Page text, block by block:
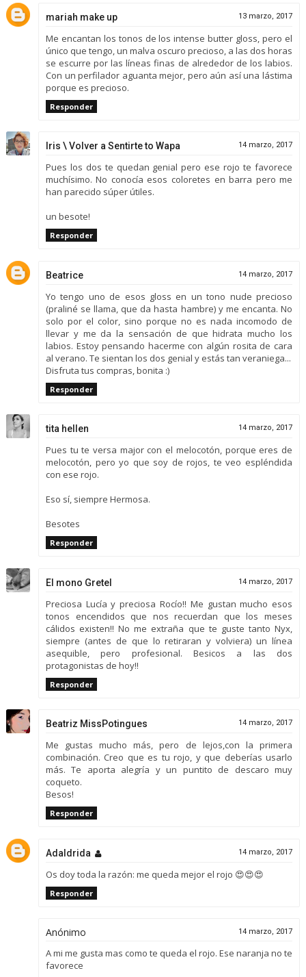
mariah make up 13 marzo, 2017
Me encantan los tonos de los intense butter gloss, pero el
único que tengo, un malva oscuro precioso, a las dos horas
se escurre por las líneas finas de alrededor de los labios.
Con un perfilador aguanta mejor, pero aún así una lástima
porque es precioso.
Responder
Iris \ Volver a Sentirte to Wapa 14 marzo, 2017
Pues los dos te quedan genial pero ese rojo te favorece
muchísimo. No conocía esos coloretes en barra pero me
han parecido súper útiles.
un besote!
Responder
Beatrice 14 marzo, 2017
Yo tengo uno de esos gloss en un tono nude precioso
(praliné se llama, que da hasta hambre) y me encanta. No
solo por el color, sino porque no es nada incomodo de
llevar y me da la sensación de que hidrata mucho los
labios. Estoy pensando hacerme con algún rosita de cara
al verano. Te sientan los dos genial y estás tan veraniega...
Disfruta tus compras, bonita :)
Responder
tita hellen 14 marzo, 2017
Pues tu te versa major con el melocotón, porque eres de
melocotón, pero yo que soy de rojos, te veo espléndida
con ese rojo.
Eso sí, siempre Hermosa.
Besotes
Responder
El mono Gretel 14 marzo, 2017
Preciosa Lucía y preciosa Rocío!! Me gustan mucho esos
tonos encendidos que nos recuerdan que los meses
cálidos existen!! No me extraña que te guste tanto Nyx,
siempre (antes de que lo retiraran y volviera) un línea
asequible, pero profesional. Besicos a las dos
protagonistas de hoy!!
Responder
Beatriz MissPotingues 14 marzo, 2017
Me gustas mucho más, pero de lejos,con la primera
combinación. Creo que es tu rojo, y que deberías usarlo
más. Te aporta alegría y un puntito de descaro muy
coqueto.
Besos!
Responder
Adaldrida 14 marzo, 2017
Os doy toda la razón: me queda mejor el rojo 😍😍😍
Responder
Anónimo 14 marzo, 2017
A mi me gusta mas como te queda el rojo. Ese naranja no te
favorece